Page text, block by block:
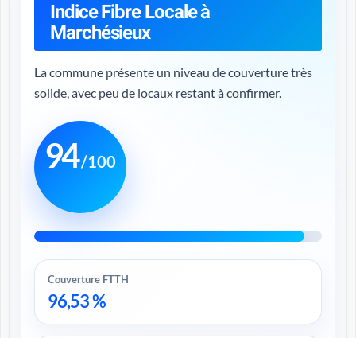
Indice Fibre Locale à
Marchésieux
La commune présente un niveau de couverture très
solide, avec peu de locaux restant à confirmer.
94/100
Couverture FTTH
96,53 %